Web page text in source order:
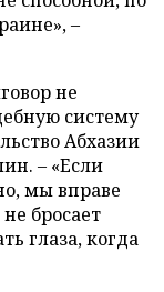
–
не
систему
Абхазии
– «Если
мы вправе
бросает
глаза, когда